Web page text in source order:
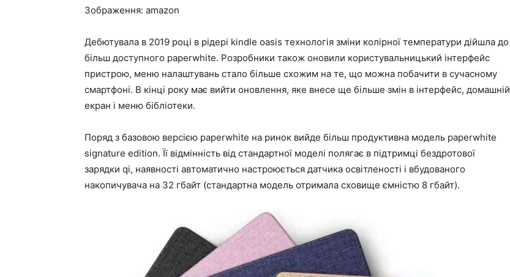
Зображення: amazon
Дебютувала в 2019 році в рідері kindle oasis технологія зміни колірної температури дійшла до
більш доступного paperwhite. Розробники також оновили користувальницький інтерфейс
пристрою, меню налаштувань стало більше схожим на те, що можна побачити в сучасному
смартфоні. В кінці року має вийти оновлення, яке внесе ще більше змін в інтерфейс, домашній
екран і меню бібліотеки.
Поряд з базовою версією paperwhite на ринок вийде більш продуктивна модель paperwhite
signature edition. Її відмінність від стандартної моделі полягає в підтримці бездротової
зарядки qi, наявності автоматично настроюється датчика освітленості і вбудованого
накопичувача на 32 гбайт (стандартна модель отримала сховище ємністю 8 гбайт).